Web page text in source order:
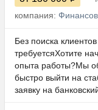
компания:
Без поиска
требуетсяХотите
опыта работы?Мы
быстро выйти на
заявку на